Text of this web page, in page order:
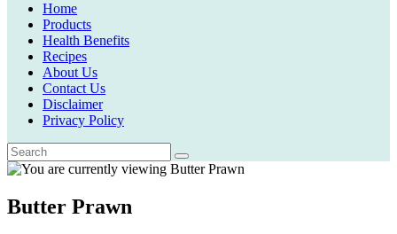
Home
Products
Health Benefits
Recipes
About Us
Contact Us
Disclaimer
Privacy Policy
Butter Prawn